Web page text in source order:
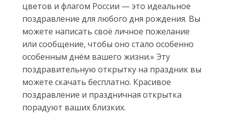
цветов и флагом России — это идеальное
поздравление для любого дня рождения. Вы
можете написать своё личное пожелание
или сообщение, чтобы оно стало особенно
особенным днём вашего жизни.» Эту
поздравительную открытку на праздник вы
можете скачать бесплатно. Красивое
поздравление и праздничная открытка
порадуют ваших близких.